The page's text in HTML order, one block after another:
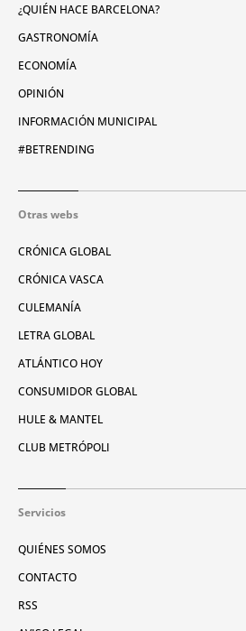
¿QUIÉN HACE BARCELONA?
GASTRONOMÍA
ECONOMÍA
OPINIÓN
INFORMACIÓN MUNICIPAL
#BETRENDING
Otras webs
CRÓNICA GLOBAL
CRÓNICA VASCA
CULEMANÍA
LETRA GLOBAL
ATLÁNTICO HOY
CONSUMIDOR GLOBAL
HULE & MANTEL
CLUB METRÓPOLI
Servicios
QUIÉNES SOMOS
CONTACTO
RSS